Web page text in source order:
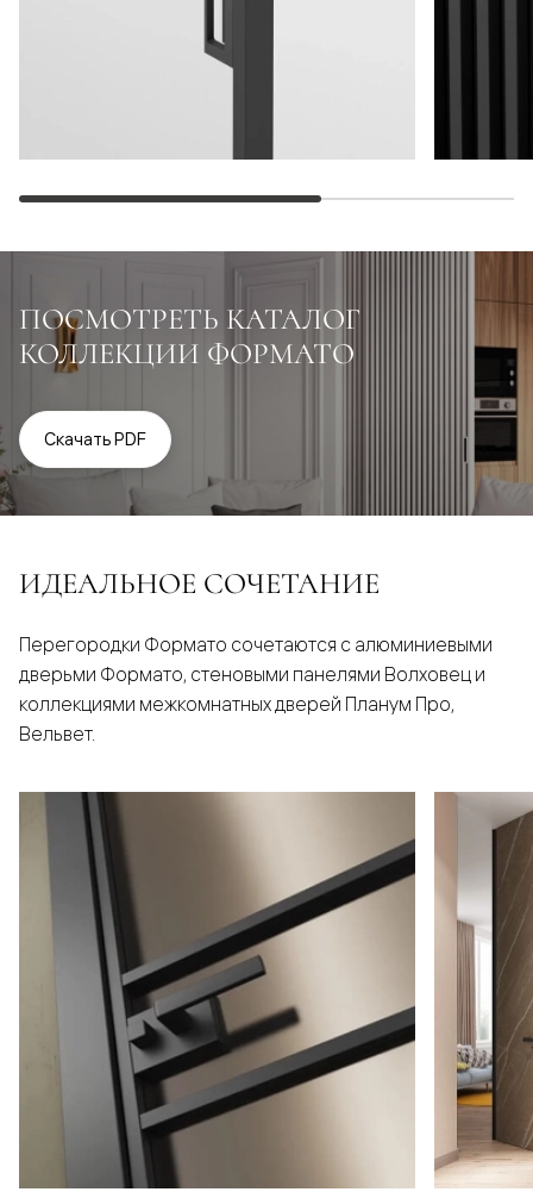
ПОСМОТРЕТЬ КАТАЛОГ
КОЛЛЕКЦИИ ФОРМАТО
Скачать PDF
ИДЕАЛЬНОЕ СОЧЕТАНИЕ
Перегородки Формато сочетаются с алюминиевыми
дверьми Формато, стеновыми панелями Волховец и
коллекциями межкомнатных дверей Планум Про,
Вельвет.